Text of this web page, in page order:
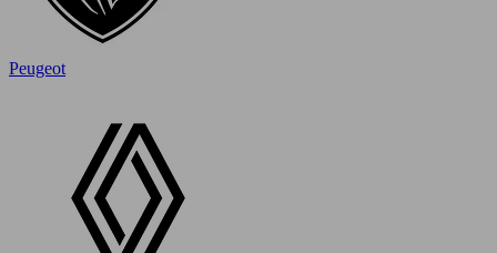
Peugeot